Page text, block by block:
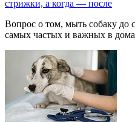
стрижки, а когда — после
Вопрос о том, мыть собаку
самых частых и важных в